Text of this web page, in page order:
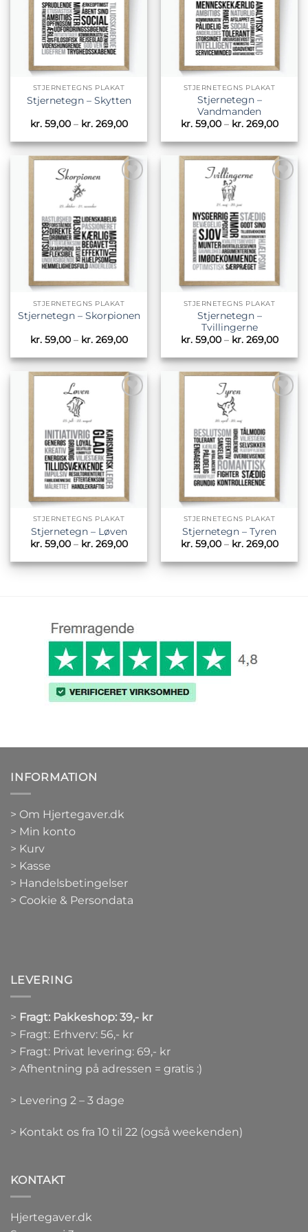
STJERNETEGNS PLAKAT
Stjernetegn – Skytten
kr.59,00 – kr.269,00Prisinterval:
til
kr. 269,00
STJERNETEGNS PLAKAT
Stjernetegn –
Vandmanden
kr.59,00 – kr.269,00
til
kr.
STJERNETEGNS PLAKAT
Stjernetegn – Skorpionen
kr.59,00 – kr.269,00Prisinterval:
til
kr. 269,00
STJERNETEGNS PLAKAT
Stjernetegn –
Tvillingerne
kr.59,00 – kr.269,00
til
kr.
STJERNETEGNS PLAKAT
Stjernetegn – Løven
kr.59,00 – kr.269,00Prisinterval:
til
kr. 269,00
STJERNETEGNS PLAKAT
Stjernetegn – Tyren
kr.59,00 – kr.269,00
til
kr.
INFORMATION
> Om Hjertegaver.dk
> Min konto
> Kurv
> Kasse
> Handelsbetingelser
> Cookie & Persondata
LEVERING
> Fragt: Pakkeshop: 39,- kr
> Fragt: Erhverv: 56,- kr
> Fragt: Privat levering: 69,- kr
> Afhentning på adressen = gratis :)
> Levering 2 – 3 dage
> Kontakt os fra 10 til 22 (også weekenden)
KONTAKT
Hjertegaver.dk